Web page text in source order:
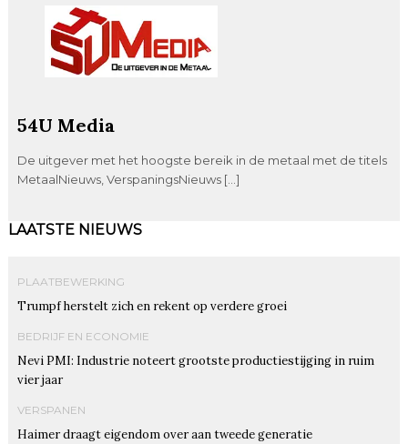
54U Media
De uitgever met het hoogste bereik in de metaal met de titels
MetaalNieuws, VerspaningsNieuws […]
LAATSTE NIEUWS
PLAATBEWERKING
Trumpf herstelt zich en rekent op verdere groei
BEDRIJF EN ECONOMIE
Nevi PMI: Industrie noteert grootste productiestijging in ruim
vier jaar
VERSPANEN
Haimer draagt eigendom over aan tweede generatie